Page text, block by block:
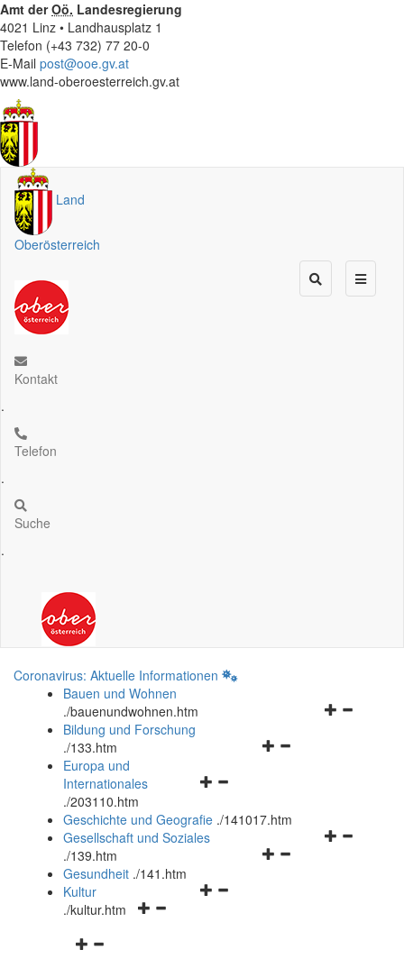
Amt derOö. Landesregierung
4021 Linz • Landhausplatz 1
Telefon (+43 732) 77 20-0
E-Mail post@ooe.gv.at
www.land-oberoesterreich.gv.at
Land
Oberösterreich
Kontakt
.
Telefon
.
Suche
.
Coronavirus: Aktuelle Informationen
Bauen und Wohnen
./bauenundwohnen.htm
Navigationsmenü
Bildung und Forschung
./133.htm
Navigationsmenü
und
schließen
Europa und
Internationales
./203110.htm
Geschichte und Geografie ./141017.htm
Navigationsmenü
Gesellschaft und Soziales
./139.htm
Navigationsmenü
Gesundheit ./141.htm
Navigationsmenü
Kultur
./kultur.htm
Navigationsmenü